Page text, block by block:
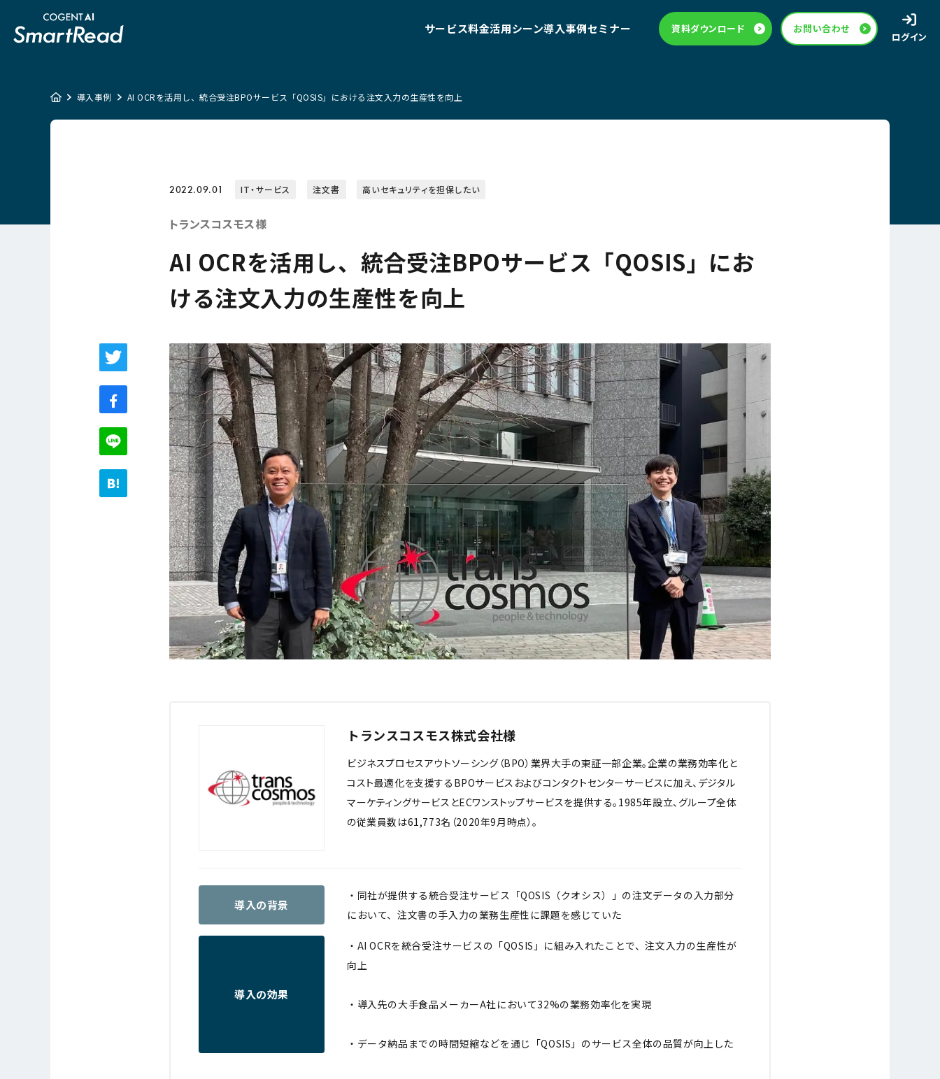
サービス料金活用シーン導入事例セミナー 資料ダウンロード お問い合わせ
ログイン
導入事例 AI OCRを活用し、統合受注BPOサービス「QOSIS」における注文入力の生産性を向上
2022.09.01 IT・サービス 注文書 高いセキュリティを担保したい
トランスコスモス様
AI OCRを活用し、統合受注BPOサービス「QOSIS」にお
ける注文入力の生産性を向上
トランスコスモス株式会社様
ビジネスプロセスアウトソーシング（BPO）業界大手の東証一部企業。企業の業務効率化と
コスト最適化を支援するBPOサービスおよびコンタクトセンターサービスに加え、デジタル
マーケティングサービスとECワンストップサービスを提供する。1985年設立、グループ全体
の従業員数は61,773名（2020年9月時点）。
導入の背景
・同社が提供する統合受注サービス「QOSIS（クオシス）」の注文データの入力部分
において、注文書の手入力の業務生産性に課題を感じていた
導入の効果
・AI OCRを統合受注サービスの「QOSIS」に組み入れたことで、注文入力の生産性が
向上
・導入先の大手食品メーカーA社において32%の業務効率化を実現
・データ納品までの時間短縮などを通じ「QOSIS」のサービス全体の品質が向上した